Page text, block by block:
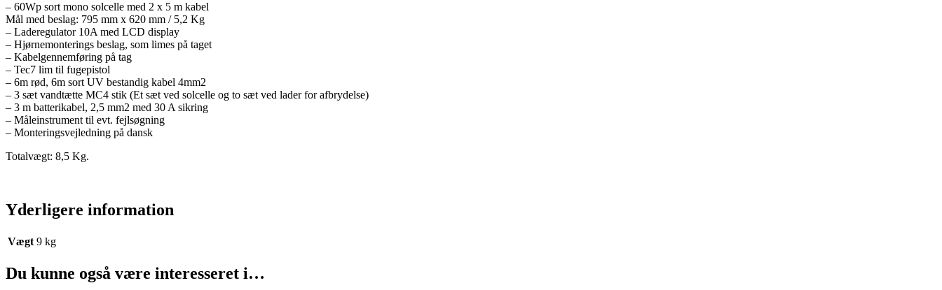
– 60Wp sort mono solcelle med 2 x 5 m kabel
Mål med beslag: 795 mm x 620 mm / 5,2 Kg
– Laderegulator 10A med LCD display
– Hjørnemonterings beslag, som limes på taget
– Kabelgennemføring på tag
– Tec7 lim til fugepistol
– 6m rød, 6m sort UV bestandig kabel 4mm2
– 3 sæt vandtætte MC4 stik (Et sæt ved solcelle og to sæt ved lader for afbrydelse)
– 3 m batterikabel, 2,5 mm2 med 30 A sikring
– Måleinstrument til evt. fejlsøgning
– Monteringsvejledning på dansk
Totalvægt: 8,5 Kg.
Yderligere information
Vægt 9 kg
Du kunne også være interesseret i…